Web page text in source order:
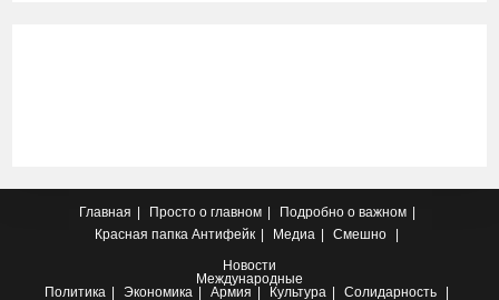
Главная Просто о главном
Подробно о важном
Красная папка Антифейк Медиа
Смешно
Новости
Международные
Политика
Экономика Армия Культура Солидарность